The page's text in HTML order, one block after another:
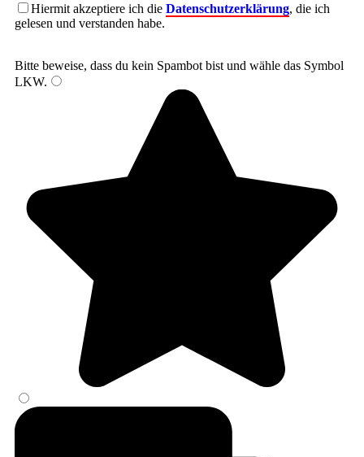
Hiermit akzeptiere ich die Datenschutzerklärung, die ich
gelesen und verstanden habe.
Bitte beweise, dass du kein Spambot bist und wähle das Symbol
LKW.